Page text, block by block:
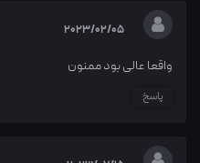
2023/02/05
واقعا عالی بود ممنون
پاسخ